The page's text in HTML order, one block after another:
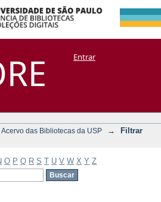
por:
+ CoriscoEntrar
Acervo das Bibliotecas da USP →
Filtrar
O P Q R S T U V W X Y Z